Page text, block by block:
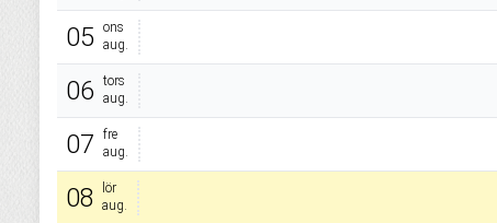
05
ons
aug.
06
tors
aug.
07
fre
aug.
08
lör
aug.